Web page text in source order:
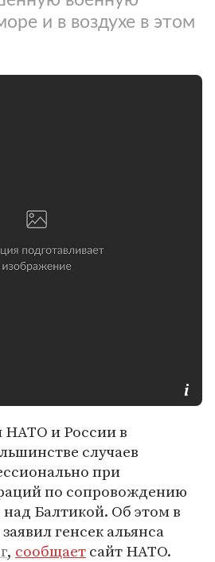
и в воздухе в этом
НАТО и России в
случаев
при
по сопровождению
над Балтикой. Об этом в
генсек альянса
, сообщаетсайт НАТО.